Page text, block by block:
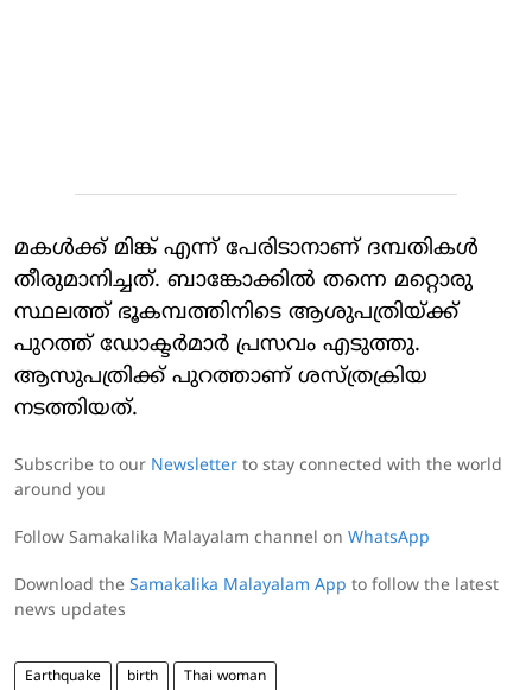
മകള്‍ക്ക് മിങ്ക് എന്ന് പേരിടാനാണ് ദമ്പതികള്‍
തീരുമാനിച്ചത്. ബാങ്കോക്കില്‍ തന്നെ മറ്റൊരു
സ്ഥലത്ത് ഭൂകമ്പത്തിനിടെ ആശുപത്രിയ്ക്ക്
പുറത്ത് ഡോക്ടര്‍മാര്‍ പ്രസവം എടുത്തു.
ആസുപത്രിക്ക് പുറത്താണ് ശസ്ത്രക്രിയ
നടത്തിയത്.
Subscribe to our Newsletter to stay connected with the world
around you
Follow Samakalika Malayalam channel on WhatsApp
Download the Samakalika Malayalam App to follow the latest
news updates
Earthquake birth Thai woman